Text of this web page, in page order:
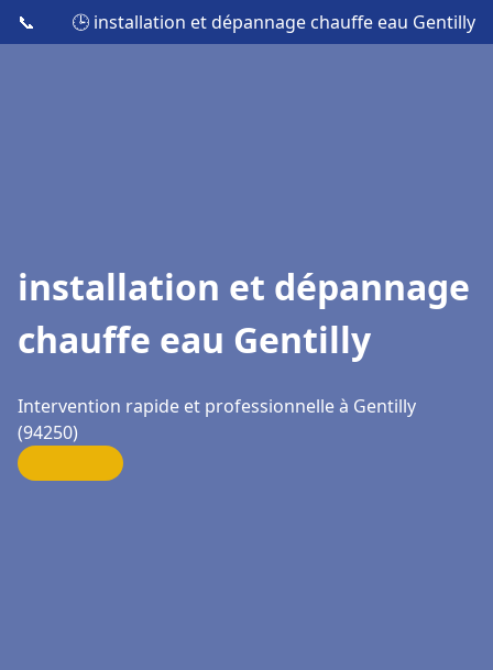
📞 🕒 installation et dépannage chauffe eau Gentilly
installation et dépannage
chauffe eau Gentilly
Intervention rapide et professionnelle à Gentilly
(94250)